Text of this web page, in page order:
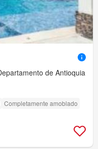
de Antioquia
Completamente amoblado